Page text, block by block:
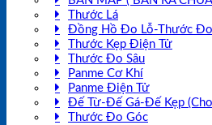
Thước Lá
Đồng Hồ Đo Lỗ-Thước
Thước Kẹp Điện Tử
Thước Đo Sâu
Panme Cơ Khí
Panme Điện Tử
Đế Từ-Đế Gá-Đế Kẹp
Thước Đo Góc